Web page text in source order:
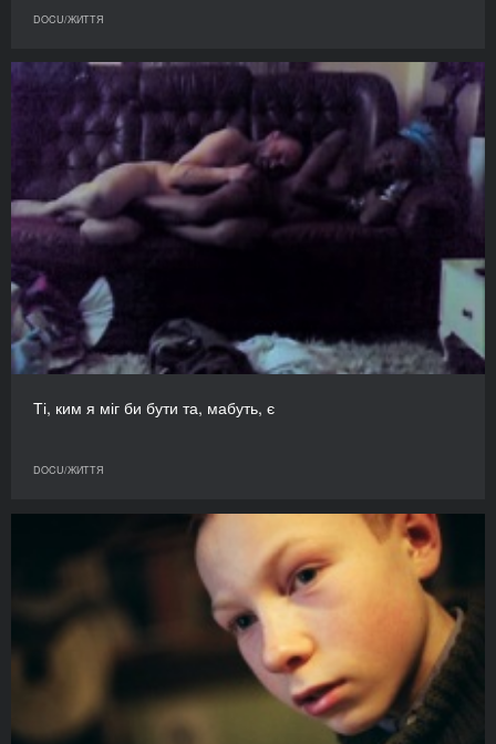
DOCU/ЖИТТЯ
Ті, ким я міг би бути та, мабуть, є
DOCU/ЖИТТЯ